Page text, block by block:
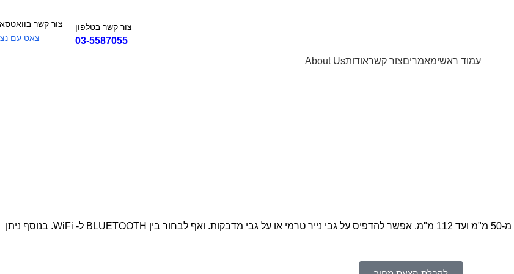
צור קשר בטלפון
03-5587055
צור קשר
צאט עם
עמוד ראשימאמריםצור קשראודותAbout Us
העסק זקוק למדפסת ניידת גמישה? עם ה- LK-P41 ניתן לבחור רוחב נייר החל מ-50 מ"מ ועד 112 מ"מ. אפשר להדפיס על גבי נייר טרמי או על גבי מדבקות. ואף לבחור בין BLUETOOTH ל- WiFi. בנוסף ניתן